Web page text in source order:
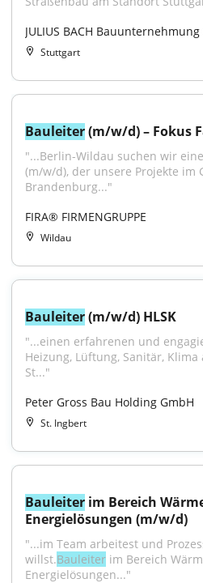
JULIUS BACH Bauunternehmung
Stuttgart
Bauleiter (m/w/d) – Fokus
"...Berlin-Wildau suchen wir
(m/w/d), der unsere Projekte im
Brandenburg..."
FIRA® FIRMENGRUPPE
Wildau
Bauleiter (m/w/d) HLSK
"...einen erfahrenen und
Heizung, Lüftung, Sanitär,
St..."
Peter Gross Bau Holding GmbH
St. Ingbert
Bauleiter im Bereich
Energielösungen (m/w/d)
"...im Team arbeitest und
willst.Bauleiter im Bereich
Energielösungen..."